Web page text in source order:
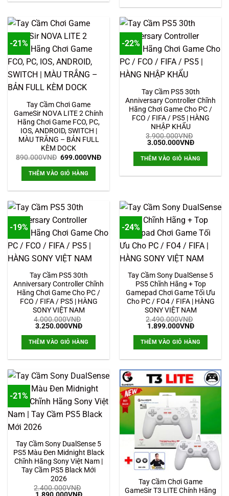
-21%
Tay Cầm Chơi Game
GameSir NOVA LITE 2 Chính
Hãng Chơi Game FCO, PC,
IOS, ANDROID, SWITCH |
MÀU TRẮNG – BẢN FULL
KÈM DOCK
890.000VNĐ Giá
là:
890.000VNĐ.
699.000VNĐGiá
THÊM VÀO GIỎ HÀNG
-22%
Tay Cầm PS5 30th
Anniversary Controller Chĩnh
Hãng Chơi Game Cho PC /
FCO / FIFA / PS5 | HÀNG
NHẬP KHẨU
3.900.000VNĐ
Giá
là:
3.900.000VNĐ.
3.050.000VNĐGiá
tại
là:
THÊM VÀO GIỎ HÀNG
-19%
Tay Cầm PS5 30th
Anniversary Controller Chĩnh
Hãng Chơi Game Cho PC /
FCO / FIFA / PS5 | HÀNG
SONY VIỆT NAM
4.000.000VNĐ
Giá
là:
4.000.000VNĐ.
3.250.000VNĐGiá
tại
là:
3.250.000VNĐ.
THÊM VÀO GIỎ HÀNG
-24%
Tay Cầm Sony DualSense 5
PS5 Chĩnh Hãng + Top
Gamepad Chơi Game Tối Ưu
Cho PC / FO4 / FIFA | HÀNG
SONY VIỆT NAM
2.490.000VNĐ
Giá
là:
2.490.000VNĐ.
1.899.000VNĐGiá
tại
là:
THÊM VÀO GIỎ HÀNG
-21%
Tay Cầm Sony DualSense 5
PS5 Màu Đen Midnight Black
Chĩnh Hãng Sony Việt Nam |
Tay Cầm PS5 Black Mới
2026
2.400.000VNĐ
Giá
Giá
Tay Cầm Chơi Game
GameSir T3 LITE Chính Hãng